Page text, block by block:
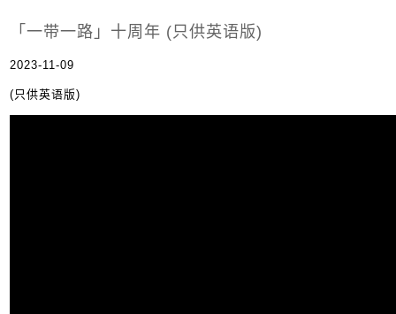
「一带一路」十周年 (只供英语版)
2023-11-09
(只供英语版)